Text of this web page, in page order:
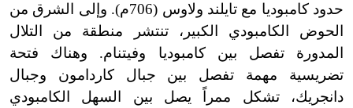
حدود كامبوديا مع تايلند ولاوس (706م). وإلى الشرق من
الحوض الكامبودي الكبير، تنتشر منطقة من التلال
المدورة تفصل بين كامبوديا وفيتنام. وهناك فتحة
تضريسية مهمة تفصل بين جبال كاردامون وجبال
دانجريك، تشكل ممراً يصل بين السهل الكامبودي